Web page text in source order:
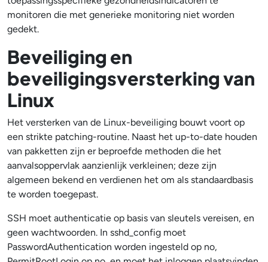
monitoren die met generieke monitoring niet worden
gedekt.
Beveiliging en
beveiligingsversterking van
Linux
Het versterken van de Linux-beveiliging bouwt voort op
een strikte patching-routine. Naast het up-to-date houden
van pakketten zijn er beproefde methoden die het
aanvalsoppervlak aanzienlijk verkleinen; deze zijn
algemeen bekend en verdienen het om als standaardbasis
te worden toegepast.
SSH moet authenticatie op basis van sleutels vereisen, en
geen wachtwoorden. In sshd_config moet
PasswordAuthentication worden ingesteld op no,